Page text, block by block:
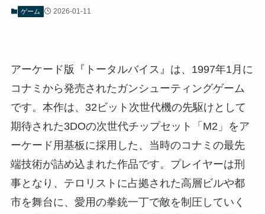
ゲーム 2026-01-11
アーケード版『トータルバイス』は、1997年1月に
コナミから発売されたガンシューティングゲーム
です。本作は、32ビット次世代機の先駆けとして
期待された3DOの次世代チップセット「M2」をア
ーケード用基板に採用した、当時のコナミの最先
端技術が詰め込まれた作品です。プレイヤーは刑
事となり、テロリストに占拠された高層ビルや都
市を舞台に、愛用の拳銃一丁で敵を制圧していく